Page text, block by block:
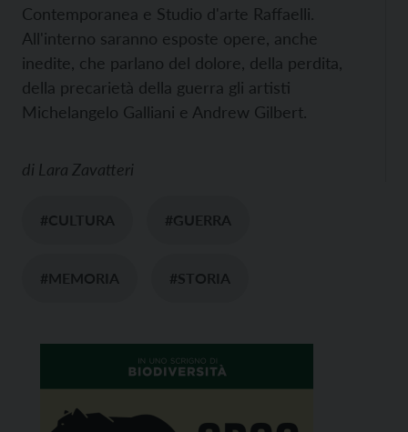
Contemporanea e Studio d'arte Raffaelli.
All'interno saranno esposte opere, anche
inedite, che parlano del dolore, della perdita,
della precarietà della guerra gli artisti
Michelangelo Galliani e Andrew Gilbert.
di Lara Zavatteri
#CULTURA #GUERRA
#MEMORIA #STORIA